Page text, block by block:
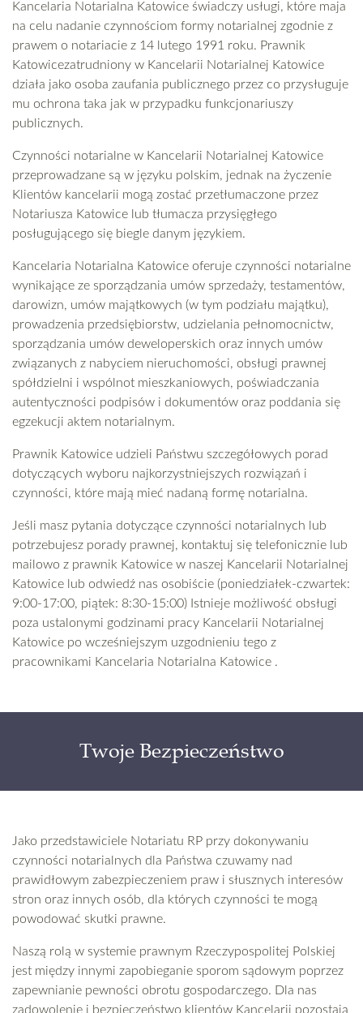
Kancelaria Notarialna Katowice świadczy usługi, które maja
na celu nadanie czynnościom formy notarialnej zgodnie z
prawem o notariacie z 14 lutego 1991 roku. Prawnik
Katowicezatrudniony w Kancelarii Notarialnej Katowice
działa jako osoba zaufania publicznego przez co przysługuje
mu ochrona taka jak w przypadku funkcjonariuszy
publicznych.
Czynności notarialne w Kancelarii Notarialnej Katowice
przeprowadzane są w języku polskim, jednak na życzenie
Klientów kancelarii mogą zostać przetłumaczone przez
Notariusza Katowice lub tłumacza przysięgłego
posługującego się biegle danym językiem.
Kancelaria Notarialna Katowice oferuje czynności notarialne
wynikające ze sporządzania umów sprzedaży, testamentów,
darowizn, umów majątkowych (w tym podziału majątku),
prowadzenia przedsiębiorstw, udzielania pełnomocnictw,
sporządzania umów deweloperskich oraz innych umów
związanych z nabyciem nieruchomości, obsługi prawnej
spółdzielni i wspólnot mieszkaniowych, poświadczania
autentyczności podpisów i dokumentów oraz poddania się
egzekucji aktem notarialnym.
Prawnik Katowice udzieli Państwu szczegółowych porad
dotyczących wyboru najkorzystniejszych rozwiązań i
czynności, które mają mieć nadaną formę notarialna.
Jeśli masz pytania dotyczące czynności notarialnych lub
potrzebujesz porady prawnej, kontaktuj się telefonicznie lub
mailowo z prawnik Katowice w naszej Kancelarii Notarialnej
Katowice lub odwiedź nas osobiście (poniedziałek-czwartek:
9:00-17:00, piątek: 8:30-15:00) Istnieje możliwość obsługi
poza ustalonymi godzinami pracy Kancelarii Notarialnej
Katowice po wcześniejszym uzgodnieniu tego z
pracownikami Kancelaria Notarialna Katowice .
Twoje Bezpieczeństwo
Jako przedstawiciele Notariatu RP przy dokonywaniu
czynności notarialnych dla Państwa czuwamy nad
prawidłowym zabezpieczeniem praw i słusznych interesów
stron oraz innych osób, dla których czynności te mogą
powodować skutki prawne.
Naszą rolą w systemie prawnym Rzeczypospolitej Polskiej
jest między innymi zapobieganie sporom sądowym poprzez
zapewnianie pewności obrotu gospodarczego. Dla nas
zadowolenie i bezpieczeństwo klientów Kancelarii pozostają